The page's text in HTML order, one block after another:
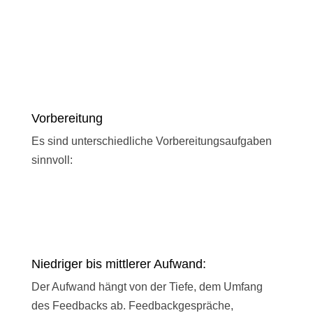
Vorbereitung
Es sind unterschiedliche Vorbereitungsaufgaben
sinnvoll:
Niedriger bis mittlerer Aufwand:
Der Aufwand hängt von der Tiefe, dem Umfang
des Feedbacks ab. Feedbackgespräche,